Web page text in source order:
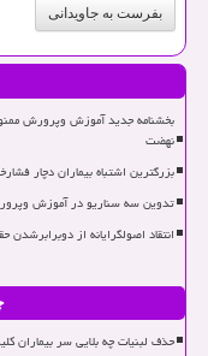
بفرست به جاویدانی
بخشنامه جدید آموزش وپرورش
نهضت
بزرگترین اشتباه بیماران دچار
تدوین سه سناریو در آموزش
انتقاد اصولگرایانه از دوبرابرشدن
حذف لبنیات چه بلایی سر بیماران